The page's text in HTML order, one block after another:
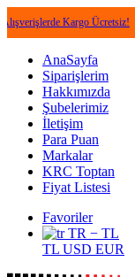
Kargo Ücretsiz! •
AnaSayfa
Siparişlerim
Hakkımızda
Şubelerimiz
İletişim
Para Puan
Markalar
KRC Toptan
Fiyat Listesi
Favoriler
TR − TL
TL USD EUR